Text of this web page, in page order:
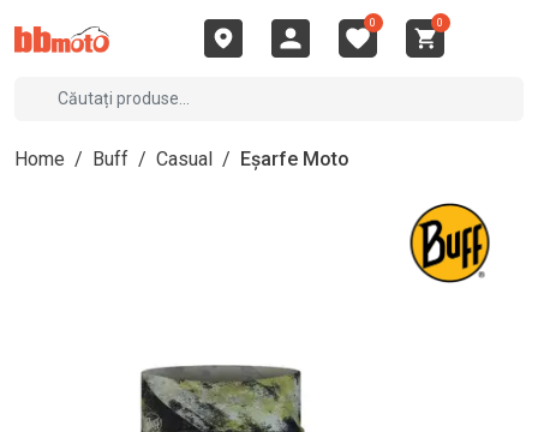
0 0
Home / Buff / Casual / Eșarfe Moto